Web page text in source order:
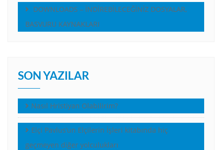
DOWNLOADS – İNDİREBİLECEĞİNİZ DOSYALAR,
BASVURU KAYNAKLARI
SON YAZILAR
Nasıl Hristiyan Olabilirim?
Elçi Pavlus’un Elçilerin İşleri kitabında hiç
geçmeyen diğer yolculukları